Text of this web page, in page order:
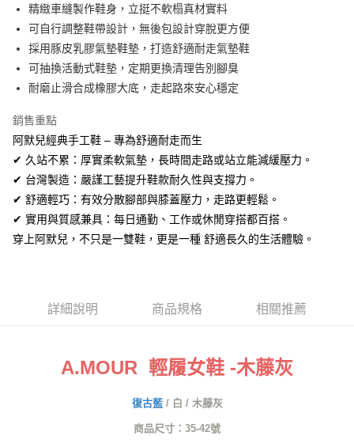
國泰世華商業銀行
兆豐國際商業銀行
臺灣中小企業銀行
台中商業銀行
匯豐（台灣）商業銀行
華泰商業銀行
聯邦商業銀行
遠東國際商業銀行
元大商業銀行
永豐商業銀行
玉山商業銀行
星展（台灣）商業銀行
台灣樂天信用卡公司
Apple Pay
街口支付
全盈+PAY
AFTEE先享後付
相關說明
【關於「AFTEE先享後付」】
AFTEE先享後付是「在收到商品之後才付款」的支付方式。 讓您購物簡單
便利好安心！
１．簡單：不需註冊會員、不需綁卡、不需儲值。
【「AFTEE先享後付」結帳流程】
１．於結帳方式選擇「AFTEE先享後付」後，將跳轉至「AFTEE先享後付」
３．收到繳費通知簡訊後14天內，點擊此簡訊中的連結，可透過四大超商／
ATM／網路銀行／等多元方式進行付款，方視為交易完成。
購買商品的店家。未經商家同意取消之訂單仍視為有效，需透過AFTEE先享
※ 交易是否成功請以「AFTEE先享後付 」之結帳頁面顯示為準，若有關於
ATM付款
每筆NT$60，滿NT$1,380(含以上)免運費
每筆NT$60，滿NT$1,380(含以上)免運費
精緻車縫製作鞋身，立挺不軟榻真材實料
可自行調整鞋帶設計，無後包設計穿脫更方便
採用豚皮乳膠氣墊鞋墊，打造舒適耐走氣墊鞋
可抽換活動式鞋墊，定期更換清理告別腳臭
耐磨止滑合成橡膠大底，走起路來安心穩定
銷售重點
阿默兒經典手工鞋 – 專為舒適耐走而生
✔ 久站不累：厚實柔軟氣墊，長時間走路或站立能減緩壓力。
✔ 台灣製造：嚴謹工藝提升鞋款耐久性與支撐力。
✔ 舒適輕巧：有效分散腳部與膝蓋壓力，走路更輕鬆。
✔ 實用與質感兼具：每日通勤、工作或休閒穿搭都百搭。
穿上阿默兒，不只是一雙鞋，更是一種 舒適長久的生活體驗。
詳細說明 商品規格 相關推薦
A.MOUR 輕履女鞋 -木藤灰
復古藍/ 白 /木藤灰
商品尺寸：35-42號